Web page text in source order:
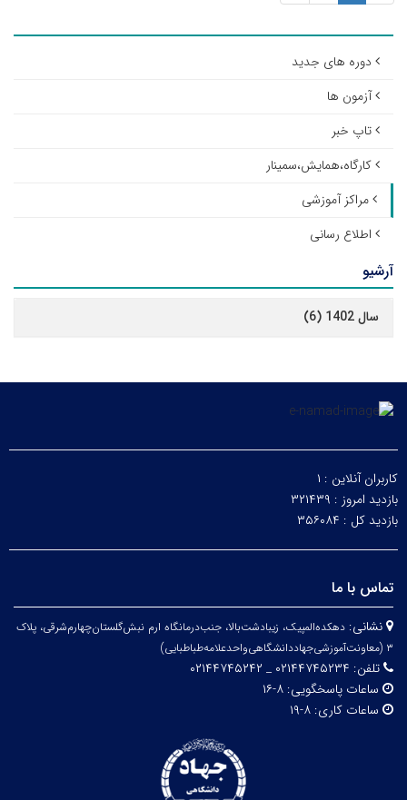
دوره های جدید
آزمون ها
تاپ خبر
کارگاه،همایش،سمینار
مراکز آموزشی
اطلاع رسانی
آرشیو
سال 1402 (6)
کاربران آنلاین : ۱
بازدید امروز : ۳۲۱۴۳۹
بازدید کل : ۳۵۶۰۸۴
تماس با ما
نشانی: دهکده‌المپیک، زیبا‌دشت‌بالا، جنب‌درمانگاه ارم نبش‌گلستان‌چهارم‌شرقی، پلاک
۳ (معاونت‌آموزشی‌جهاد‌دانشگاهی‌واحد‌علامه‌طباطبایی)
تلفن: ۰۲۱۴۴۷۴۵۲۳۴ _ ۰۲۱۴۴۷۴۵۲۴۲
ساعات پاسخگویی: ۸-۱۶
ساعات کاری: ۸-۱۹